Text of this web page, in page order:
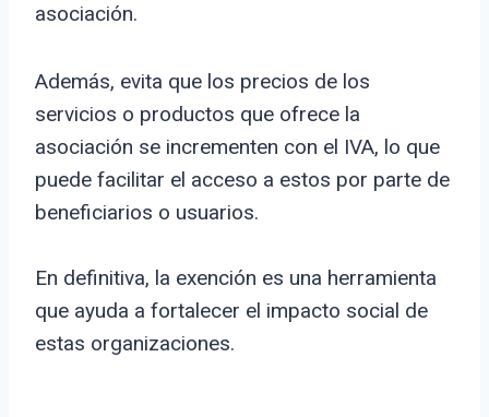
asociación.
Además, evita que los precios de los
servicios o productos que ofrece la
asociación se incrementen con el IVA, lo que
puede facilitar el acceso a estos por parte de
beneficiarios o usuarios.
En definitiva, la exención es una herramienta
que ayuda a fortalecer el impacto social de
estas organizaciones.